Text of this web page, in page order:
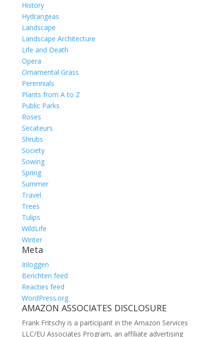
History
Hydrangeas
Landscape
Landscape Architecture
Life and Death
Opera
Ornamental Grass
Perennials
Plants from A to Z
Public Parks
Roses
Secateurs
Shrubs
Society
Sowing
Spring
Summer
Travel
Trees
Tulips
WildLife
Winter
Meta
Inloggen
Berichten feed
Reacties feed
WordPress.org
AMAZON ASSOCIATES DISCLOSURE
Frank Fritschy is a participant in the Amazon Services
LLC/EU Associates Program, an affiliate advertising